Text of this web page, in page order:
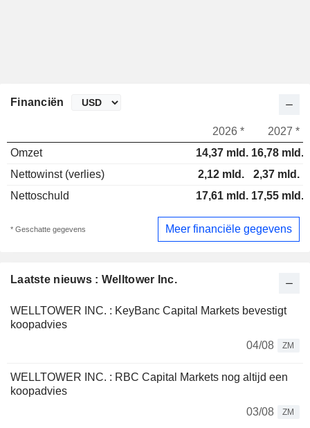
Laatste nieuws : Welltower Inc.
WELLTOWER INC. : KeyBanc Capital Markets bevestigt
koopadvies
04/08
ZM
WELLTOWER INC. : RBC Capital Markets nog altijd een
koopadvies
03/08
ZM
Financiën
2026 *
2027 *
Omzet
14,37 mld. 16,78 mld.
Nettowinst (verlies)
2,12 mld.
2,37 mld.
Nettoschuld
17,61 mld. 17,55 mld.
* Geschatte gegevens Meer financiële gegevens